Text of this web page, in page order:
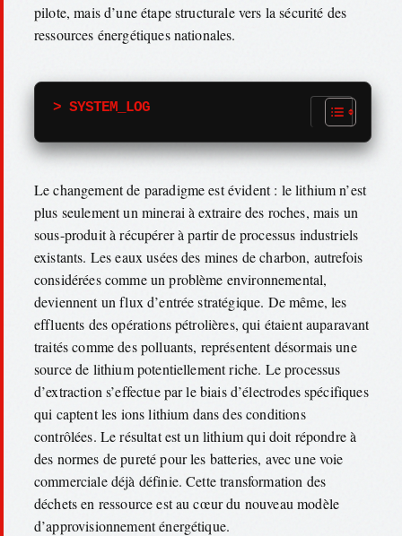
pilote, mais d’une étape structurale vers la sécurité des
ressources énergétiques nationales.
> SYSTEM_LOG
Le changement de paradigme est évident : le lithium n’est
plus seulement un minerai à extraire des roches, mais un
sous-produit à récupérer à partir de processus industriels
existants. Les eaux usées des mines de charbon, autrefois
considérées comme un problème environnemental,
deviennent un flux d’entrée stratégique. De même, les
effluents des opérations pétrolières, qui étaient auparavant
traités comme des polluants, représentent désormais une
source de lithium potentiellement riche. Le processus
d’extraction s’effectue par le biais d’électrodes spécifiques
qui captent les ions lithium dans des conditions
contrôlées. Le résultat est un lithium qui doit répondre à
des normes de pureté pour les batteries, avec une voie
commerciale déjà définie. Cette transformation des
déchets en ressource est au cœur du nouveau modèle
d’approvisionnement énergétique.